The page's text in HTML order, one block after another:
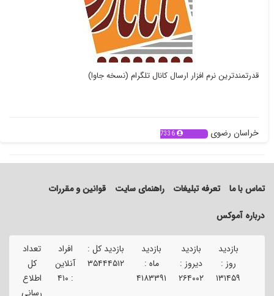
قدرتمندترین نرم افزار ارسال کانال تلگرام (نسخه جاوا)
خراسان رضوی 7336
تماس با ما تعرفه تبلیغات راهنمای سایت
قوانین و مقررات
درباره آموکس
بازدید
روز :
۱۳۱۴۵۹
بازدید
دیروز :
۲۶۴۰۰۲
بازدید
ماه :
۴۱۸۳۳۹۱
بازدید کل :
۳۵۴۴۴۵۱۲
افراد
آنلاین
: ۴۱۰
تعداد
کل
اطلاع
رسانی